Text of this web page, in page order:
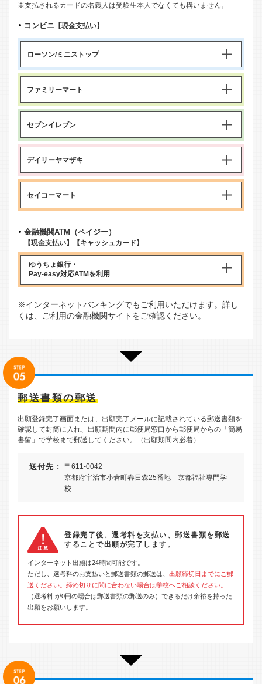
※支払されるカードの名義人は受験生本人でなくても構いません。
コンビニ 【現金支払い】
ローソン/ミニストップ
ファミリーマート
セブンイレブン
デイリーヤマザキ
セイコーマート
金融機関ATM（ペイジー）
【現金支払い】【キャッシュカード】
ゆうちょ銀行・
Pay-easy対応ATMを利用
※インターネットバンキングでもご利用いただけます。詳し
くは、ご利用の金融機関サイトをご確認ください。
郵送書類の郵送
出願登録完了画面または、出願完了メールに記載されている郵送書類を
確認して封筒に入れ、出願期間内に郵便局窓口から郵便局からの「簡易
書留」で学校まで郵送してください。（出願期間内必着）
送付先 :
〒611-0042
京都府宇治市小倉町春日森25番地 京都福祉専門学
校
登録完了後、選考料を支払い、郵送書類を郵送
することで出願が完了します。
インターネット出願は24時間可能です。
ただし、選考料のお支払いと郵送書類の郵送は、 出願締切日までにご郵
送ください。締め切りに間に合わない場合は学校へご相談ください。
（選考料 が0円の場合は郵送書類の郵送のみ）できるだけ余裕を持った
出願をお願いします。